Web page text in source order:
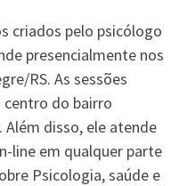
criados pelo psicólogo
presencialmente nos
RS. As sessões
do bairro
Além disso, ele atende
line em qualquer parte
Psicologia, saúde e